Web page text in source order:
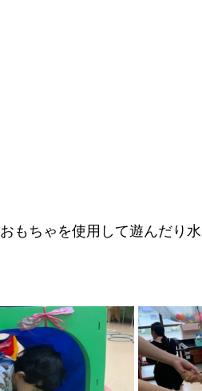
もちゃを使用して遊んだり